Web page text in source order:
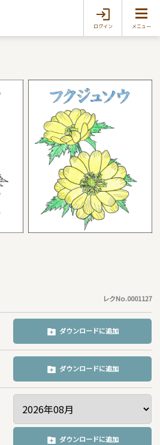
ログイン メニュー
レクNo.0001127
ダウンロードに追加
ダウンロードに追加
ダウンロードに追加